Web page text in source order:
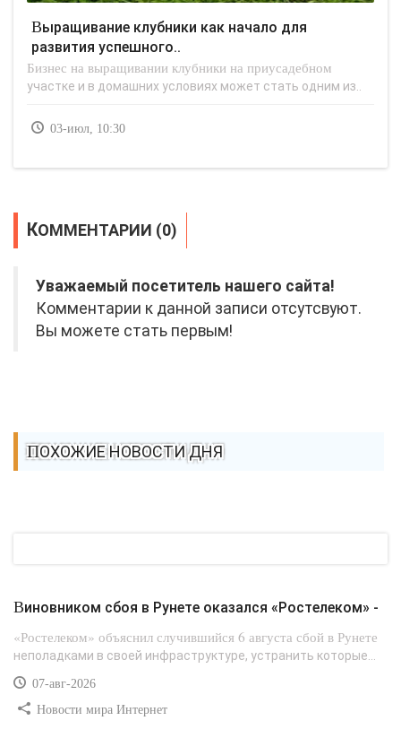
Выращивание клубники как начало для
развития успешного..
Бизнес на выращивании клубники на приусадебном
участке и в домашних условиях может стать одним из..
03-июл, 10:30
КОММЕНТАРИИ (0)
Уважаемый посетитель нашего сайта!
Комментарии к данной записи отсутсвуют.
Вы можете стать первым!
ПОХОЖИЕ НОВОСТИ ДНЯ
Виновником сбоя в Рунете оказался «Ростелеком» -
«Ростелеком» объяснил случившийся 6 августа сбой в Рунете
неполадками в своей инфраструктуре, устранить которые...
07-авг-2026
Новости мира Интернет